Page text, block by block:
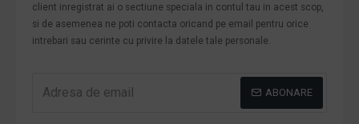
client inregistrat ai o sectiune speciala in contul tau in acest scop,
si de asemenea ne poti contacta oricand pe email pentru orice
intrebari sau cerinte cu privire la datele tale personale.
ABONARE